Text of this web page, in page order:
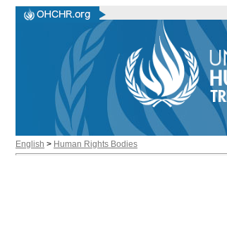
English > Human Rights Bodies